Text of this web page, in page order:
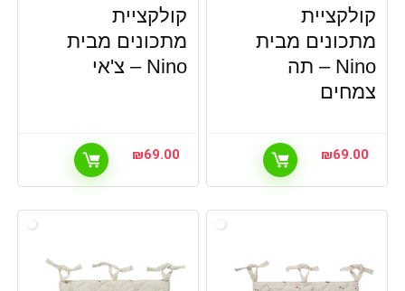
תינוקות, הנקה
תינוקות, טקסטיל לתינוק
תינוקות, עגלות וטיולונים
כל הקטגוריות
קולקציית
מתכונים מבית
Nino – תה
צמחים
₪69.00
קולקציית
מתכונים מבית
Nino – צ'אי
₪69.00